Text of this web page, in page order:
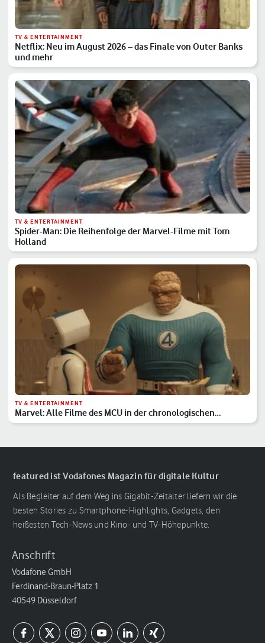
TV & ENTERTAINMENT
Netflix: Neu im August 2026 – das Finale von Outer Banks
und mehr
TV & ENTERTAINMENT
Spider-Man: Die Reihenfolge der Marvel-Filme mit Tom
Holland
TV & ENTERTAINMENT
Marvel: Alle Filme des MCU in der chronologischen
Reihenfolge
featured ist Vodafones Magazin für digitale Kultur
Als Begleiter auf dem Weg ins Gigabit-Zeitalter liefern wir die
besten Stories zu Smartphone-Highlights, Gadgets, den
heißesten Tech-News und Kino- und TV-Höhepunkte.
Anschrift
Vodafone GmbH
Ferdinand-Braun-Platz 1
40549 Düsseldorf